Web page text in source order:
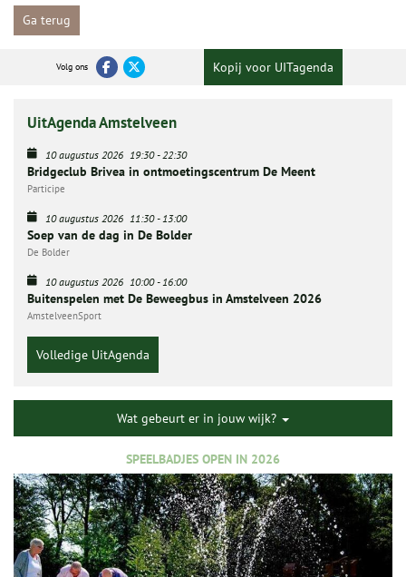
Ga terug
Volg ons Kopij voor UITagenda
UitAgenda Amstelveen
10 augustus 2026 19:30-22:30
Bridgeclub Brivea in ontmoetingscentrum De Meent
Participe
10 augustus 2026 11:30-13:00
Soep van de dag in De Bolder
De Bolder
10 augustus 2026 10:00-16:00
Buitenspelen met De Beweegbus in Amstelveen 2026
AmstelveenSport
Volledige UitAgenda
Wat gebeurt er in jouw wijk?
SPEELBADJES OPEN IN 2026